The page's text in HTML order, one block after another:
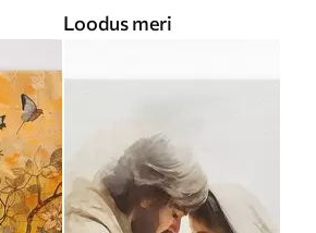
Loodus meri